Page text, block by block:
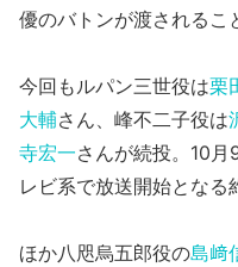
優のバトンが渡されるこ
今回もルパン三世役は栗
大輔さん、峰不二子役は
寺宏一さんが続投。10
レビ系で放送開始となる
ほか八咫烏五郎役の島﨑